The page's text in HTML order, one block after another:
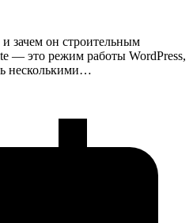
зачем он строительным
— это режим работы WordPress,
несколькими…